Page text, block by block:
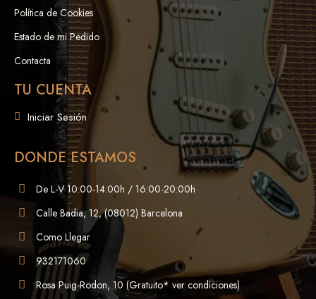
Política de Cookies
Estado de mi Pedido
Contacta
TU CUENTA
Iniciar Sesión
DONDE ESTAMOS
De L-V 10:00-14:00h / 16:00-20:00h
Calle Badia, 12, (08012) Barcelona
Como Llegar
932171060
Rosa Puig-Rodon, 10 (Gratuito* ver condiciones)